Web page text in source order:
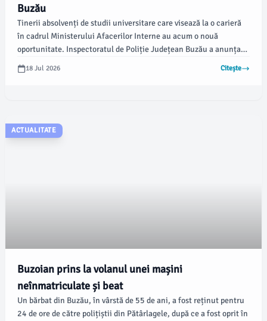
Buzău
Tinerii absolvenți de studii universitare care visează la o carieră
în cadrul Ministerului Afacerilor Interne au acum o nouă
oportunitate. Inspectoratul de Poliție Județean Buzău a anunțat
începerea recrutării pentru concursul de admitere la programul
de master profesional „Științe penale în asigurarea ordinii și
18 Jul 2026 Citește
ACTUALITATE
Buzoian prins la volanul unei mașini
neînmatriculate și beat
Un bărbat din Buzău, în vârstă de 55 de ani, a fost reținut pentru
24 de ore de către polițiștii din Pătârlagele, după ce a fost oprit în